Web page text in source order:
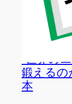
「世界の
鍛えるの
本